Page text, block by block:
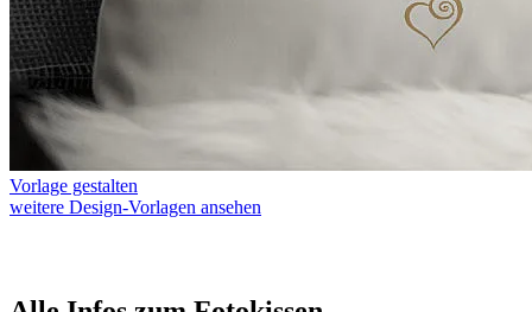
Vorlage gestalten
weitere Design-Vorlagen ansehen